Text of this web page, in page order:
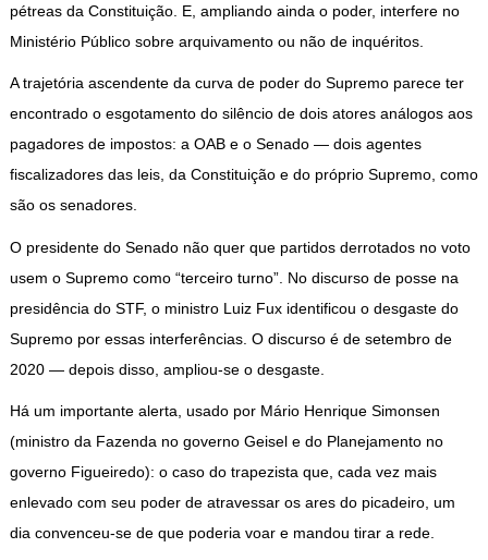
pétreas da Constituição. E, ampliando ainda o poder, interfere no
Ministério Público sobre arquivamento ou não de inquéritos.
A trajetória ascendente da curva de poder do Supremo parece ter
encontrado o esgotamento do silêncio de dois atores análogos aos
pagadores de impostos: a OAB e o Senado — dois agentes
fiscalizadores das leis, da Constituição e do próprio Supremo, como
são os senadores.
O presidente do Senado não quer que partidos derrotados no voto
usem o Supremo como “terceiro turno”. No discurso de posse na
presidência do STF, o ministro Luiz Fux identificou o desgaste do
Supremo por essas interferências. O discurso é de setembro de
2020 — depois disso, ampliou-se o desgaste.
Há um importante alerta, usado por Mário Henrique Simonsen
(ministro da Fazenda no governo Geisel e do Planejamento no
governo Figueiredo): o caso do trapezista que, cada vez mais
enlevado com seu poder de atravessar os ares do picadeiro, um
dia convenceu-se de que poderia voar e mandou tirar a rede.